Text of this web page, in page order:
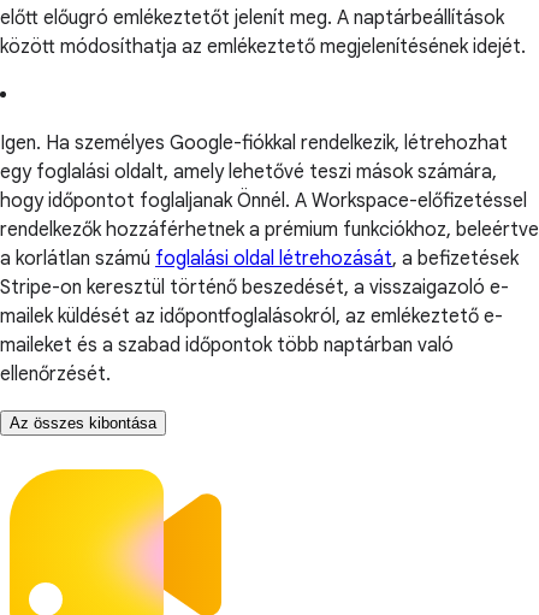
előtt előugró emlékeztetőt jelenít meg. A naptárbeállítások
között módosíthatja az emlékeztető megjelenítésének idejét.
Igen. Ha személyes Google-fiókkal rendelkezik, létrehozhat
egy foglalási oldalt, amely lehetővé teszi mások számára,
hogy időpontot foglaljanak Önnél. A Workspace-előfizetéssel
rendelkezők hozzáférhetnek a prémium funkciókhoz, beleértve
a korlátlan számú foglalási oldal létrehozását, a befizetések
Stripe-on keresztül történő beszedését, a visszaigazoló e-
mailek küldését az időpontfoglalásokról, az emlékeztető e-
maileket és a szabad időpontok több naptárban való
ellenőrzését.
Az összes kibontása